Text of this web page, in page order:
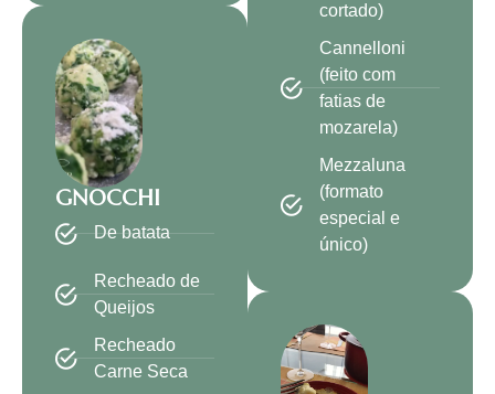
GNOCCHI
De batata
Recheado de
Queijos
Recheado
Carne Seca
cortado)
Cannelloni
(feito com
fatias de
mozarela)
Mezzaluna
(formato
especial e
único)